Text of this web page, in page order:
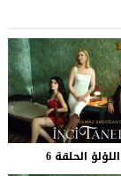
اللؤلؤ الحلقة 6